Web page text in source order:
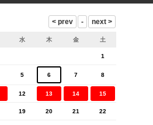
水 木 金 土
1
5 6 7 8
12 13 14 15
19 20 21 22